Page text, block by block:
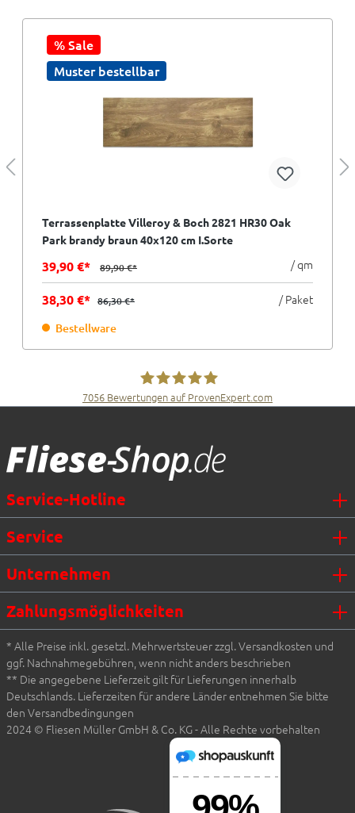
% Sale
Muster bestellbar
Terrassenplatte Villeroy & Boch 2821 HR30 Oak
Park brandy braun 40x120 cm I.Sorte
39,90 €* 89,90 €* / qm
38,30 €* 86,30 €* / Paket
Bestellware
7056 Bewertungen auf ProvenExpert.com
Service-Hotline
Service
Unternehmen
Zahlungsmöglichkeiten
* Alle Preise inkl. gesetzl. Mehrwertsteuer zzgl. Versandkosten und
ggf. Nachnahmegebühren, wenn nicht anders beschrieben
** Die angegebene Lieferzeit gilt für Lieferungen innerhalb
Deutschlands. Lieferzeiten für andere Länder entnehmen Sie bitte
den Versandbedingungen
2024 © Fliesen Müller GmbH & Co. KG - Alle Rechte vorbehalten